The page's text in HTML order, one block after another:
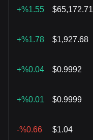
$65,172.71
%1.55+
$1,927.68
%1.78+
$0.9992
%0.04+
$0.9999
%0.01+
$1.04
%0.66-